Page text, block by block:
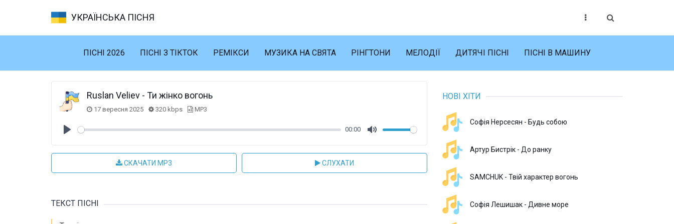
УКРАЇНСЬКА ПІСНЯ
ПІСНІ 2026 ПІСНІ З ТІКТОК РЕМІКСИ МУЗИКА НА СВЯТА РІНГТОНИ МЕЛОДІЇ ДИТЯЧІ ПІСНІ ПІСНІ В МАШИНУ
Ruslan Veliev - Ти жінко вогонь
17 вересня 2025 320 kbps MP3
00:00
СКАЧАТИ MP3 СЛУХАТИ
ТЕКСТ ПІСНІ
НОВІ ХІТИ
Софія Нерсесян - Будь собою
Артур Бистрік - До ранку
SAMCHUK - Твій характер вогонь
Софія Лешишак - Дивне море